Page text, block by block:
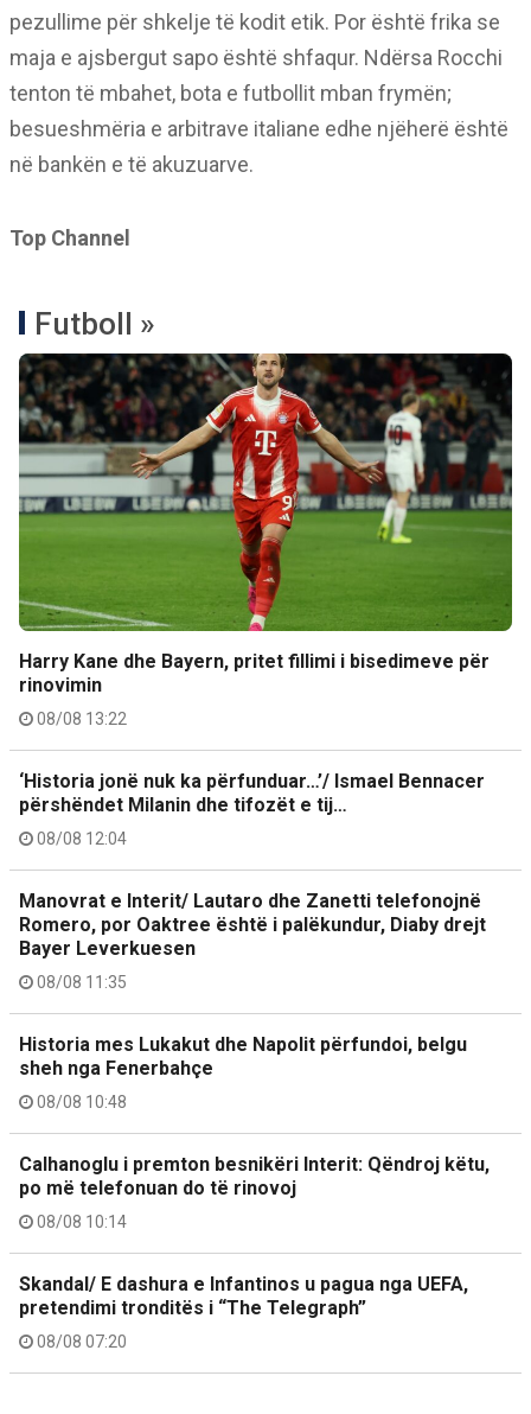
pezullime për shkelje të kodit etik. Por është frika se
maja e ajsbergut sapo është shfaqur. Ndërsa Rocchi
tenton të mbahet, bota e futbollit mban frymën;
besueshmëria e arbitrave italiane edhe njëherë është
në bankën e të akuzuarve.
Top Channel
Futboll »
Harry Kane dhe Bayern, pritet fillimi i bisedimeve për
rinovimin
08/08 13:22
‘Historia jonë nuk ka përfunduar…’/ Ismael Bennacer
përshëndet Milanin dhe tifozët e tij…
08/08 12:04
Manovrat e Interit/ Lautaro dhe Zanetti telefonojnë
Romero, por Oaktree është i palëkundur, Diaby drejt
Bayer Leverkuesen
08/08 11:35
Historia mes Lukakut dhe Napolit përfundoi, belgu
sheh nga Fenerbahçe
08/08 10:48
Calhanoglu i premton besnikëri Interit: Qëndroj këtu,
po më telefonuan do të rinovoj
08/08 10:14
Skandal/ E dashura e Infantinos u pagua nga UEFA,
pretendimi tronditës i “The Telegraph”
08/08 07:20